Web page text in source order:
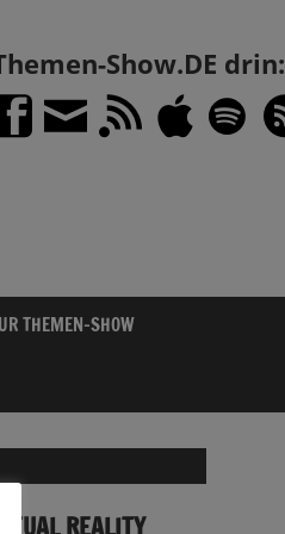
Show.DE drin:
THEMEN-SHOW
REALITY